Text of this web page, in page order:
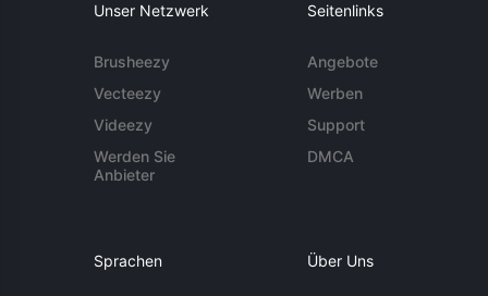
Unser Netzwerk
Brusheezy
Vecteezy
Videezy
Werden Sie
Anbieter
Seitenlinks
Angebote
Werben
Support
DMCA
Sprachen Über Uns